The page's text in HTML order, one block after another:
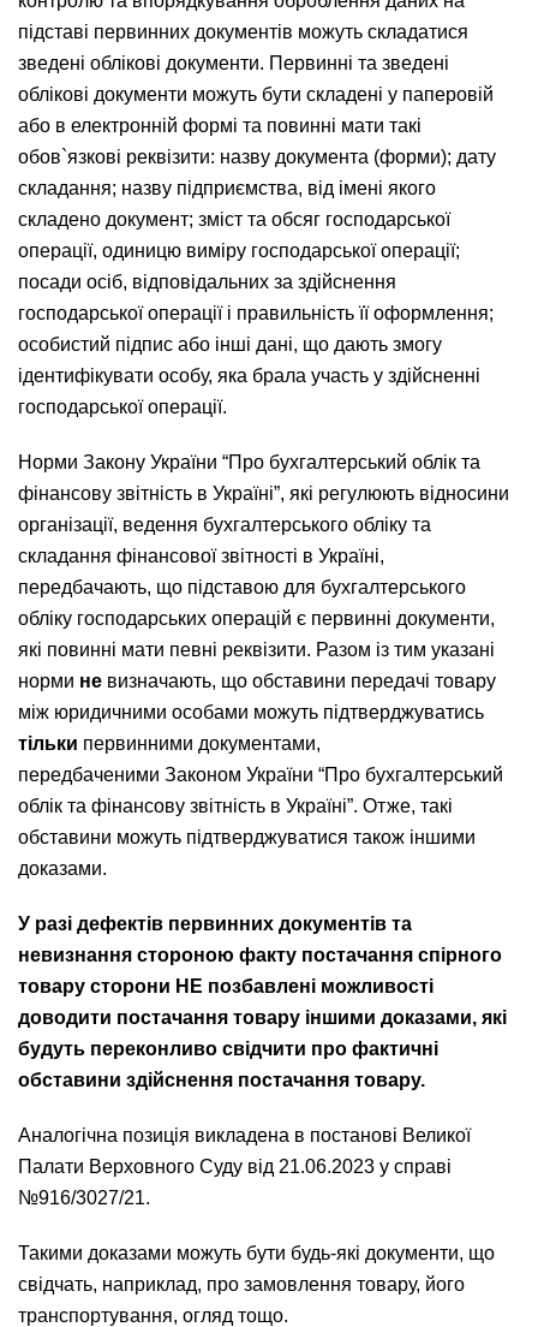
підставі первинних документів можуть складатися
зведені облікові документи. Первинні та зведені
облікові документи можуть бути складені у паперовій
або в електронній формі та повинні мати такі
обов`язкові реквізити: назву документа (форми); дату
складання; назву підприємства, від імені якого
складено документ; зміст та обсяг господарської
операції, одиницю виміру господарської операції;
посади осіб, відповідальних за здійснення
господарської операції і правильність її оформлення;
особистий підпис або інші дані, що дають змогу
ідентифікувати особу, яка брала участь у здійсненні
господарської операції.
Норми Закону України “Про бухгалтерський облік та
фінансову звітність в Україні”, які регулюють відносини
організації, ведення бухгалтерського обліку та
складання фінансової звітності в Україні,
передбачають, що підставою для бухгалтерського
обліку господарських операцій є первинні документи,
які повинні мати певні реквізити. Разом із тим указані
норми не визначають, що обставини передачі товару
між юридичними особами можуть підтверджуватись
тільки первинними документами,
передбаченими Законом України “Про бухгалтерський
облік та фінансову звітність в Україні”. Отже, такі
обставини можуть підтверджуватися також іншими
доказами.
У разі дефектів первинних документів та
невизнання стороною факту постачання спірного
товару сторони НЕ позбавлені можливості
доводити постачання товару іншими доказами, які
будуть переконливо свідчити про фактичні
обставини здійснення постачання товару.
Аналогічна позиція викладена в постанові Великої
Палати Верховного Суду від 21.06.2023 у справі
№916/3027/21.
Такими доказами можуть бути будь-які документи, що
свідчать, наприклад, про замовлення товару, його
транспортування, огляд тощо.